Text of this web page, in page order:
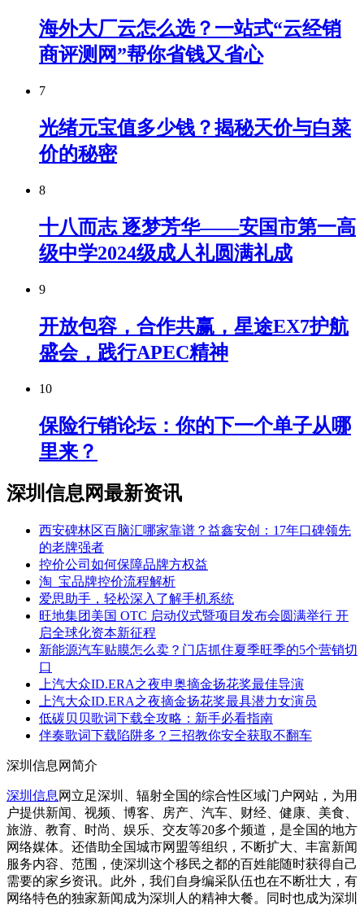
海外大厂云怎么选？一站式“云经销
商评测网”帮你省钱又省心
7
光绪元宝值多少钱？揭秘天价与白菜
价的秘密
8
十八而志 逐梦芳华——安国市第一高
级中学2024级成人礼圆满礼成
9
开放包容，合作共赢，星途EX7护航
盛会，践行APEC精神
10
保险行销论坛：你的下一个单子从哪
里来？
深圳信息网最新资讯
西安碑林区百脑汇哪家靠谱？益鑫安创：17年口碑领先
的老牌强者
控价公司如何保障品牌方权益
淘_宝品牌控价流程解析
爱思助手，轻松深入了解手机系统
旺地集团美国 OTC 启动仪式暨项目发布会圆满举行 开
启全球化资本新征程
新能源汽车贴膜怎么卖？门店抓住夏季旺季的5个营销切
口
上汽大众ID.ERA之夜申奥摘金扬花奖最佳导演
上汽大众ID.ERA之夜摘金扬花奖最具潜力女演员
低碳贝贝歌词下载全攻略：新手必看指南
伴奏歌词下载陷阱多？三招教你安全获取不翻车
深圳信息网简介
深圳信息 网立足深圳、辐射全国的综合性区域门户网站，为用
户提供新闻、视频、博客、房产、汽车、财经、健康、美食、
旅游、教育、时尚、娱乐、交友等20多个频道，是全国的地方
网络媒体。还借助全国城市网盟等组织，不断扩大、丰富新闻
服务内容、范围，使深圳这个移民之都的百姓能随时获得自己
需要的家乡资讯。此外，我们自身编采队伍也在不断壮大，有
网络特色的独家新闻成为深圳人的精神大餐。同时也成为深圳